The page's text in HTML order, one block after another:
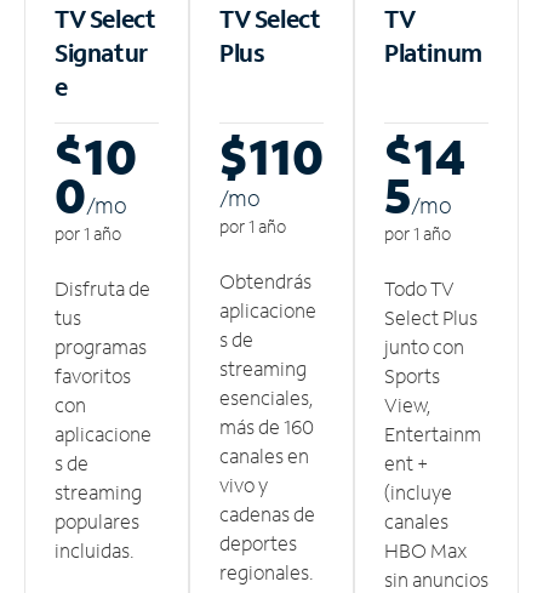
TV Select
Signatur
e
$10
0/mo
por 1 año
Disfruta de
tus
programas
favoritos
con
aplicacione
s de
streaming
populares
incluidas.
TV Select
Plus
$110
/mo
por 1 año
Obtendrás
aplicacione
s de
streaming
esenciales,
más de 160
canales en
vivo y
cadenas de
deportes
regionales.
TV
Platinum
$14
5/mo
por 1 año
Todo TV
Select Plus
junto con
Sports
View,
Entertainm
ent +
(incluye
canales
HBO Max
sin anuncios